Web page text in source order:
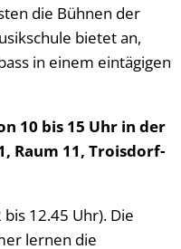
die Bühnen der
bietet an,
in einem eintägigen
10 bis 15 Uhr in der
Raum 11, Troisdorf-
12.45 Uhr). Die
lernen die